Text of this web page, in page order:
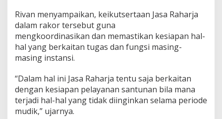
o
r
L
i
n
s
S
e
Rivan menyampaikan, keikutsertaan Jasa Raharja
dalam rakor tersebut guna
mengkoordinasikan dan memastikan kesiapan hal-
hal yang berkaitan tugas dan fungsi masing-
masing instansi.
“Dalam hal ini Jasa Raharja tentu saja berkaitan
dengan kesiapan pelayanan santunan bila mana
terjadi hal-hal yang tidak diinginkan selama periode
mudik,” ujarnya.